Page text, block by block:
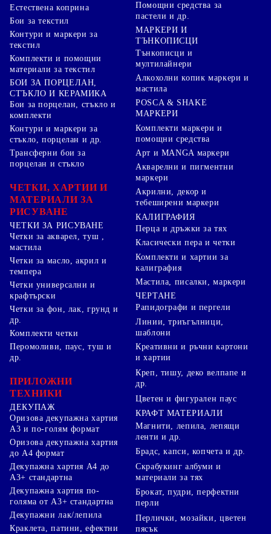
Естествена коприна
Бои за текстил
Контури и маркери за
текстил
Комплекти и помощни
материали за текстил
БОИ ЗА ПОРЦЕЛАН,
СТЪКЛО И КЕРАМИКА
Бои за порцелан, стъкло и
комплекти
Контури и маркери за
стъкло, порцелан и др.
Трансферни бои за
порцелан и стъкло
ЧЕТКИ, ХАРТИИ И
МАТЕРИАЛИ ЗА
РИСУВАНЕ
ЧЕТКИ ЗА РИСУВАНЕ
Четки за акварел, туш ,
мастила
Четки за масло, акрил и
темпера
Четки универсални и
крафтърски
Четки за фон, лак, грунд и
др.
Комплекти четки
Помощни средства за
пастели и др.
МАРКЕРИ И
ТЪНКОПИСЦИ
Тънкописци и
мултилайнери
Алкохолни копик маркери и
мастила
POSCA & SHAKE
МАРКЕРИ
Комплекти маркери и
помощни средства
Арт и MANGA маркери
Акварелни и пигментни
маркери
Акрилни, декор и
тебеширени маркери
КАЛИГРАФИЯ
Перца и дръжки за тях
Класически пера и четки
Комплекти и хартии за
калиграфия
Мастила, писалки, маркери
ЧЕРТАНЕ
Рапидографи и пергели
Линии, триъгълници,
шаблони
Перомоливи, паус, туш и
др.
ПРИЛОЖНИ
ТЕХНИКИ
ДЕКУПАЖ
Оризова декупажна хартия
А3 и по-голям формат
Оризова декупажна хартия
до А4 формат
Декупажна хартия А4 до
А3+ стандартна
Декупажна хартия по-
голяма от А3+ стандартна
Декупажни лак/лепила
Краклета, патини, ефектни
Креативни и ръчни картони
и хартии
Креп, тишу, деко велпапе и
др.
Цветен и фигурален паус
КРАФТ МАТЕРИАЛИ
Магнити, лепила, лепящи
ленти и др.
Брадс, капси, копчета и др.
Скрабукинг албуми и
материали за тях
Брокат, пудри, перфектни
перли
Перлички, мозайки, цветен
пясък